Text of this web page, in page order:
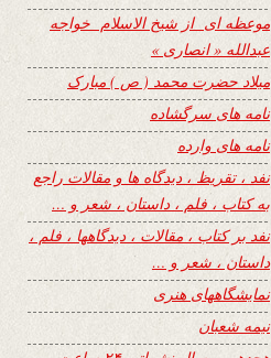
موعظه ای از شیخ الاسلام خواجه
عبدالله « انصاری »
میلاد حضرت محمد ( ص ) مبارک
نامه های سرگشاده
نامه های وارده
نفد ، تقریظ ، دیدگاه ها و مقالات راجع
به کتاب ، فلم ، داستان ، شعر و …
نفد بر کتاب ، مقالات ، دیدگاهها ، فلم ،
داستان ، شعر و …
نمایشگاههای هنری
نیمه شعبان